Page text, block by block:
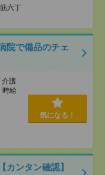
六丁
院で備品のチェ
介護
時給
気になる！
カンタン確認】